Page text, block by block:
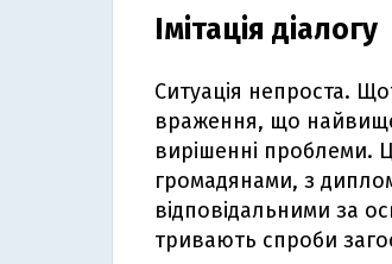
Імітація діалогу
Ситуація непроста.
враження, що
вирішенні проблеми.
громадянами, з
відповідальними за
тривають спроби